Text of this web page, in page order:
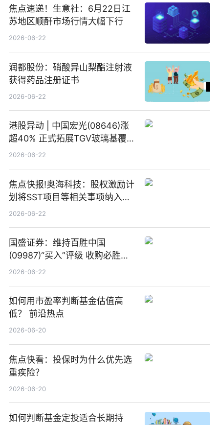
焦点速递！生意社：6月22日江
苏地区顺酐市场行情大幅下行
2026-06-22
润都股份：硝酸异山梨酯注射液
获得药品注册证书
2026-06-22
港股异动 | 中国宏光(08646)涨
超40% 正式拓展TGV玻璃基覆铜
板新材料业务
2026-06-22
焦点快报!奥海科技：股权激励计
划将SST项目等相关事项纳入专
项业务发展考核指标
2026-06-22
国盛证券：维持百胜中国
(09987)“买入”评级 收购必胜客
中国增厚利润加速成长 信息
2026-06-22
如何用市盈率判断基金估值高
低？ 前沿热点
2026-06-20
焦点快看：投保时为什么优先选
重疾险？
2026-06-20
如何判断基金定投适合长期持